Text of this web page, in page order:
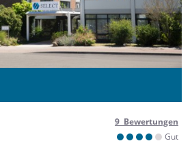
9 Bewertungen
Gut